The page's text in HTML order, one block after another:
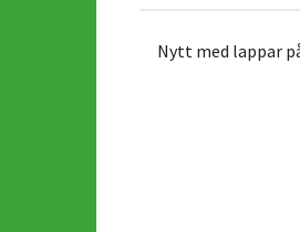
Nytt med lappar